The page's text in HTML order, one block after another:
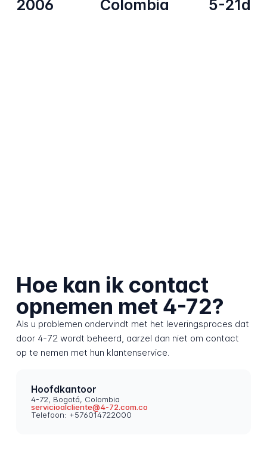
2006 Colombia 5-21d
Hoe kan ik contact
opnemen met 4-72?
Als u problemen ondervindt met het leveringsproces dat
door 4-72 wordt beheerd, aarzel dan niet om contact
op te nemen met hun klantenservice.
Hoofdkantoor
4-72, Bogotá, Colombia
servicioalcliente@4-72.com.co
Telefoon: +576014722000